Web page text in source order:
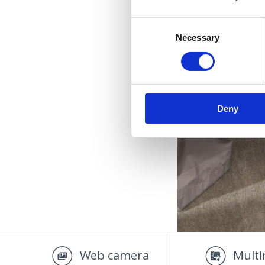
Necessary
Deny
Web camera